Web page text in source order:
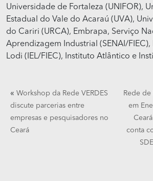
Universidade de Fortaleza (UNIFOR),
Estadual do Vale do Acaraú (UVA),
do Cariri (URCA), Embrapa, Serviço
Aprendizagem Industrial (SENAI/
Lodi (IEL/FIEC), Instituto Atlântico e
« Workshop da Rede VERDES
discute parcerias entre
empresas e pesquisadores no
Ceará
Rede de
em
conta